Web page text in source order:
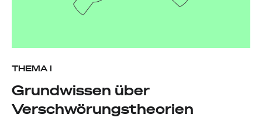
THEMA I
Grundwissen über
Verschwörungstheorien